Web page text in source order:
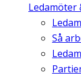
Ledamöter
Så